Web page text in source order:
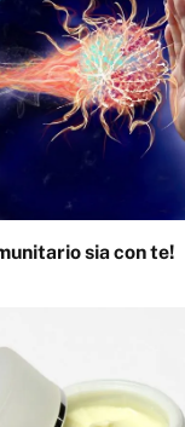
sia con te!